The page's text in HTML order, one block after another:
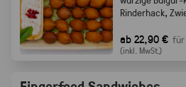
Rinderhack,
ab 22,90 € für
(inkl. MwSt.)